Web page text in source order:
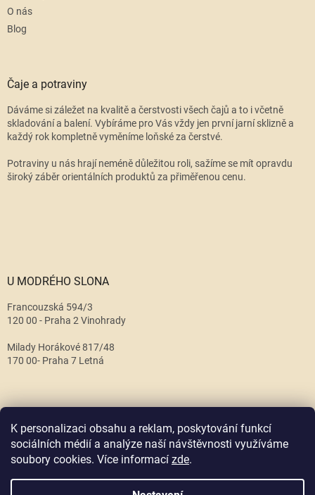
K personalizaci obsahu a reklam, poskytování funkcí
sociálních médií a analýze naší návštěvnosti využíváme
soubory cookies. Více informací zde.
O nás
Blog
Čaje a potraviny
Dáváme si záležet na kvalitě a čerstvosti všech čajů a to i včetně
skladování a balení. Vybíráme pro Vás vždy jen první jarní sklizně a
každý rok kompletně vyměníme loňské za čerstvé.
Potraviny u nás hrají neméně důležitou roli, sažíme se mít opravdu
široký záběr orientálních produktů za přiměřenou cenu.
U MODRÉHO SLONA
Francouzská 594/3
120 00 - Praha 2 Vinohrady
Milady Horákové 817/48
170 00- Praha 7 Letná